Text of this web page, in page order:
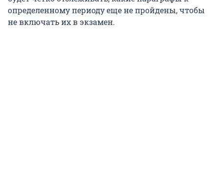
определенному периоду еще не пройдены, чтобы
не включать их в экзамен.